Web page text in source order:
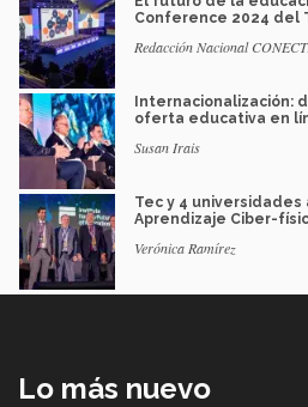
Conference 2024 del
Redacción Nacional
Internacionalización:
oferta educativa en
Susan Irais
Tec y 4 universidades
Aprendizaje Ciber-
Verónica Ramírez
Lo más nuevo